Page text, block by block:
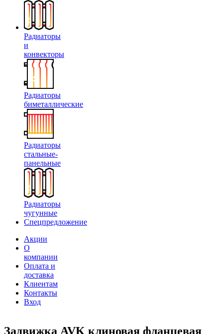
Радиаторы
и
конвекторы
Радиаторы
биметаллические
Радиаторы
стальные-
панельные
Радиаторы
чугунные
Спецпредложение
Акции
О
компании
Оплата и
доставка
Клиентам
Контакты
Вход
Задвижка AVK клиновая фланцевая